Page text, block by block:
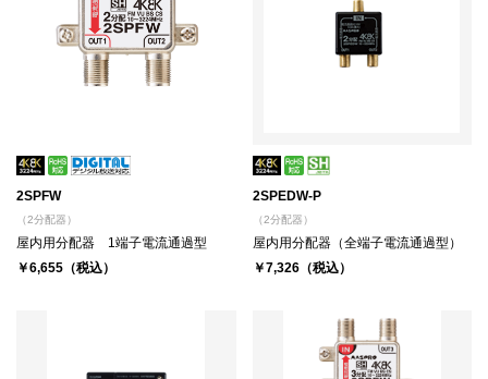
2SPFW
（2分配器）
屋内用分配器 1端子電流通過型
￥6,655（税込）
2SPEDW-P
（2分配器）
屋内用分配器（全端子電流通過型）
￥7,326（税込）